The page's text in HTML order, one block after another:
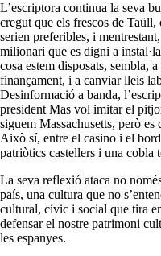
L’escriptora continua la seva
cregut que els frescos de
serien preferibles, i
milionari que es digni a
cosa estem disposats, sembla,
finançament, i a canviar lleis
Desinformació a banda,
president Mas vol imitar el
siguem Massachusetts, però
Això sí, entre el casino i el
patriòtics castellers i una cobla
La seva reflexió ataca no
país, una cultura que no
cultural, cívic i social que tira
defensar el nostre patrimoni
les espanyes.